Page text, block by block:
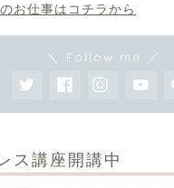
お仕事はコチラから
＼ Follow me ／
ス講座開講中